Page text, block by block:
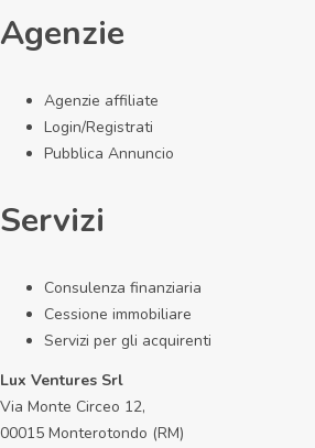
Agenzie
Agenzie affiliate
Login/Registrati
Pubblica Annuncio
Servizi
Consulenza finanziaria
Cessione immobiliare
Servizi per gli acquirenti
Lux Ventures Srl
Via Monte Circeo 12,
00015 Monterotondo (RM)